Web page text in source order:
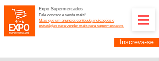
Expo Supermercados
Fale conosco e venda mais!
Mais que um anúncio: conteúdo, indicações e
estratégias para vender mais para supermercados.
Inscreva-se